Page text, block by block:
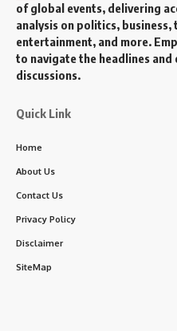
of global events, delivering
analysis on politics,
entertainment, and more.
to navigate the headlines and
discussions.
Quick Link
Home
About Us
Contact Us
Privacy Policy
Disclaimer
SiteMap